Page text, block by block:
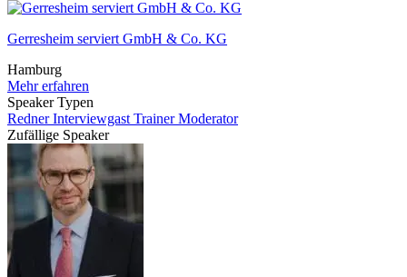
Gerresheim serviert GmbH & Co. KG
Hamburg
Mehr erfahren
Speaker Typen
RednerInterviewgast TrainerModerator
Zufällige Speaker